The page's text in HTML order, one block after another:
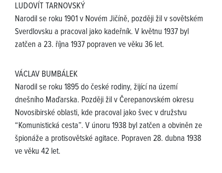
LUDOVÍT TARNOVSKÝ
Narodil se roku 1901 v Novém Jičíně, později žil v sovětském
Sverdlovsku a pracoval jako kadeřník. V květnu 1937 byl
zatčen a 23. října 1937 popraven ve věku 36 let.
VÁCLAV BUMBÁLEK
Narodil se roku 1895 do české rodiny, žijící na území
dnešního Maďarska. Později žil v Čerepanovském okresu
Novosibirské oblasti, kde pracoval jako švec v družstvu
“Komunistická cesta”. V únoru 1938 byl zatčen a obviněn ze
špionáže a protisovětské agitace. Popraven 28. dubna 1938
ve věku 42 let.